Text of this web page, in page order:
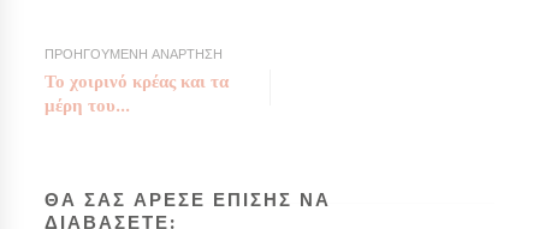
ΠΡΟΗΓΟΥΜΕΝΗ ΑΝΑΡΤΗΣΗ
Το χοιρινό κρέας και τα
μέρη του...
ΘΑ ΣΑΣ ΑΡΕΣΕ ΕΠΙΣΗΣ ΝΑ
ΔΙΑΒΑΣΕΤΕ: